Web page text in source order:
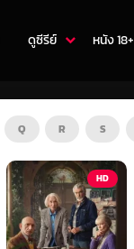
ดูซีรีย์ หนัง 18+
Q R S
HD